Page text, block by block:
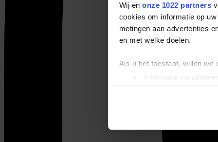
Wij en onze 1022 partners
cookies om informatie op
metingen aan advertenties
en met welke doelen.
Als u het toestaat, willen we
Informatie
Uw apparaat
Lees meer over hoe uw
We gebruiken cookies om